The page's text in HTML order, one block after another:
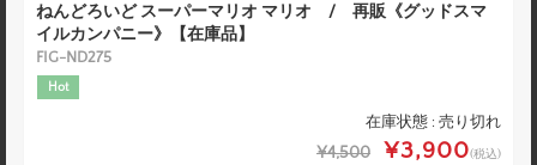
ねんどろいど スーパーマリオ マリオ / 再販《グッドスマ
イルカンパニー》【在庫品】
FIG-ND275
Hot
在庫状態 : 売り切れ
¥4,500 ¥3,900(税込)